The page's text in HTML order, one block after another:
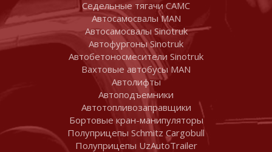
Седельные тягачи CAMC
Автосамосвалы MAN
Автосамосвалы Sinotruk
Автофургоны Sinotruk
Автобетоносмесители Sinotruk
Вахтовые автобусы MAN
Автолифты
Автоподъемники
Автотопливозаправщики
Бортовые кран-манипуляторы
Полуприцепы Schmitz Cargobull
Полуприцепы UzAutoTrailer